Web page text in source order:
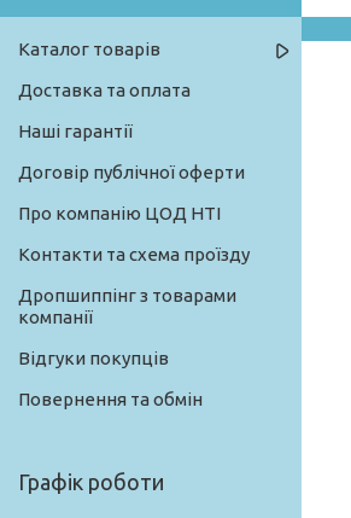
Каталог товарів
Доставка та оплата
Наші гарантії
Договір публічної оферти
Про компанію ЦОД НТІ
Контакти та схема проїзду
Дропшиппінг з товарами
компанії
Відгуки покупців
Повернення та обмін
Графік роботи